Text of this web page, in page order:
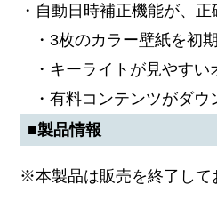
・自動日時補正機能が、正
・3枚のカラー壁紙を初
・キーライトが見やすい
・有料コンテンツがダウ
■製品情報
※本製品は販売を終了して